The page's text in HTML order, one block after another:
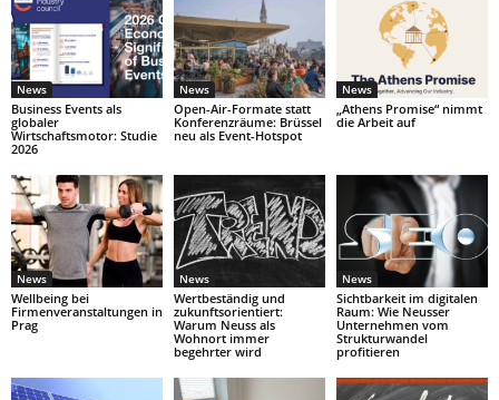
News
Business Events als
globaler
Wirtschaftsmotor: Studie
2026
News
Open-Air-Formate statt
Konferenzräume: Brüssel
neu als Event-Hotspot
News
„Athens Promise“ nimmt
die Arbeit auf
News
Wellbeing bei
Firmenveranstaltungen in
Prag
News
Wertbeständig und
zukunftsorientiert:
Warum Neuss als
Wohnort immer
begehrter wird
News
Sichtbarkeit im digitalen
Raum: Wie Neusser
Unternehmen vom
Strukturwandel
profitieren